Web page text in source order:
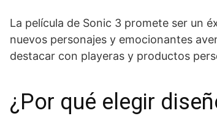
La película de Sonic 3 promete ser un
nuevos personajes y emocionantes
destacar con playeras y productos
¿Por qué elegir